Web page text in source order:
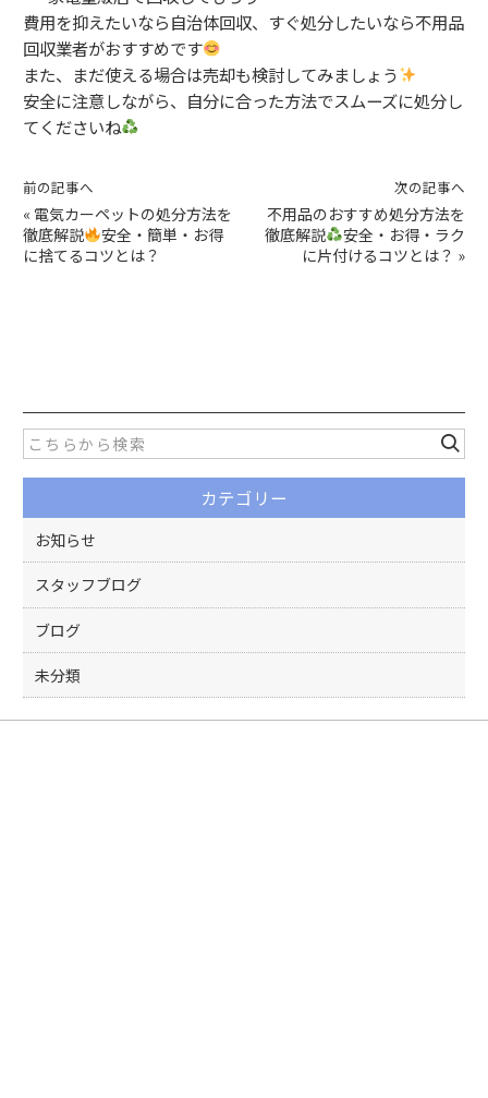
費用を抑えたいなら自治体回収、すぐ処分したいなら不用品
回収業者がおすすめです
また、まだ使える場合は売却も検討してみましょう
安全に注意しながら、自分に合った方法でスムーズに処分し
てくださいね
前の記事へ
« 電気カーペットの処分方法を
徹底解説
安全・簡単・お得
に捨てるコツとは？
次の記事へ
不用品のおすすめ処分方法を
徹底解説
安全・お得・ラク
に片付けるコツとは？ »
カテゴリー
お知らせ
スタッフブログ
ブログ
未分類